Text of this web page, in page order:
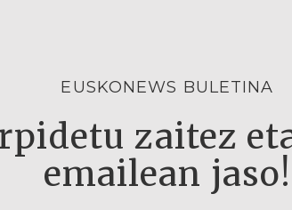
EUSKONEWS BULETINA
zaitez
emailean jaso!